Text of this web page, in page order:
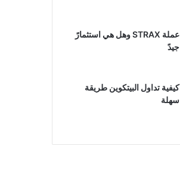
عملة STRAX وهل هي استثمارً
جيدً
كيفية تداول البيتكوين طريقة
سهلة